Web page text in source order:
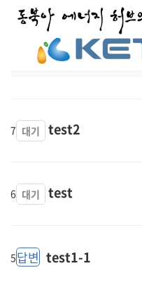
7 대기 test2
6 대기 test
5답변 test1-1